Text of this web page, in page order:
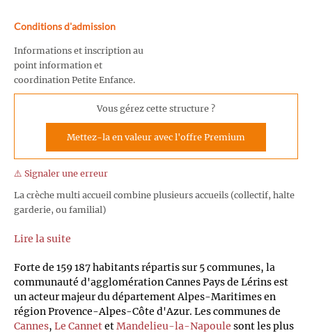
Conditions d'admission
Informations et inscription au
point information et
coordination Petite Enfance.
Vous gérez cette structure ?
Mettez-la en valeur avec l'offre Premium
⚠️ Signaler une erreur
La crèche multi accueil combine plusieurs accueils (collectif, halte
garderie, ou familial)
Lire la suite
Forte de 159 187 habitants répartis sur 5 communes, la
communauté d'agglomération Cannes Pays de Lérins est
un acteur majeur du département Alpes-Maritimes en
région Provence-Alpes-Côte d'Azur. Les communes de
Cannes, Le CannetetMandelieu-la-Napoule sont les plus